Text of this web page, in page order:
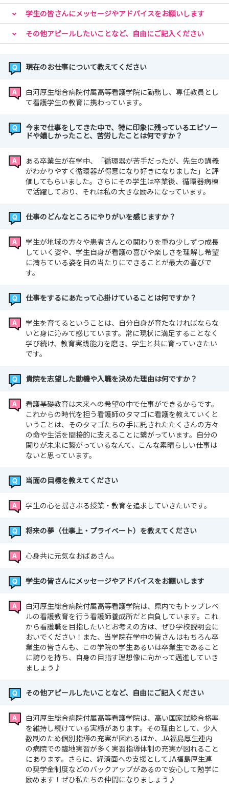
学生の皆さんにメッセージやアドバイスをお願いします
その他アピールしたいことなど、自由にご記入ください
現在のお仕事について教えてください
白河厚生総合病院付属高等看護学院に勤務し、専任教員とし
て看護学生の教育に携わっています。
今まで仕事をしてきた中で、特に印象に残っているエピソー
ドや嬉しかったこと、苦労したことは何ですか？
ある卒業生が在学中、「循環器が苦手だったが、先生の講義
がわかりやすく循環器が得意になり好きになりました」と評
価してもらいました。さらにその学生は卒業後、循環器病棟
で活躍しており、それは私の大きな励みになっています。
仕事のどんなところにやりがいを感じますか？
学生が地域の方々や患者さんとの関わりを重ね少しずつ成長
していく姿や、学生自身が看護の喜びや楽しさを理解し希望
に満ちている姿を目の当たりにできることが最大の喜びで
す。
仕事をするにあたって心掛けていることは何ですか？
学生を育てるということは、自分自身が育たなければならな
いと身に沁みて感じています。常に現状に満足することなく
学び続け、教育実践能力を磨き、学生と共に育っていきたい
です。
貴院を志望した動機や入職を決めた理由は何ですか？
看護基礎教育は未来への希望の中で仕事ができるからです。
これからの時代を担う看護師のタマゴに看護を教えていくと
いうことは、そのタマゴたちの手に託されたたくさんの方々
の命や生活を間接的に支えることに繋がっています。自分の
関りが未来に繋がっているなんて、こんな素晴らしい仕事は
ないと思っています。
当面の目標を教えてください
学生の心を揺さぶる授業・教育を追求していきたいです。
将来の夢（仕事上・プライベート）を教えてください
心身共に元気なおばあさん。
学生の皆さんにメッセージやアドバイスをお願いします
白河厚生総合病院付属高等看護学院は、県内でもトップレベ
ルの看護教育を行う看護師養成所だと自負しています。これ
から看護職を目指したいとお考えの方は、ぜひ学校説明会に
おいでください！また、当学院在学中の皆さんはもちろん卒
業生の皆さんも、この学院の学生あるいは卒業生であること
に誇りを持ち、自身の目指す理想像に向かって邁進していき
ましょう♪
その他アピールしたいことなど、自由にご記入ください
白河厚生総合病院付属高等看護学院は、高い国家試験合格率
を維持し続けている実績があります。その理由として、少人
数制のため個別指導の充実が図れるほか、JA福島厚生連内
の病院での臨地実習が多く実習指導体制の充実が図れること
にあります。さらに、経済面への支援としてJA福島厚生連
の奨学金制度などのバックアップがあるので安心して勉学に
励めます！ぜひ私たちの仲間になりましょう♪